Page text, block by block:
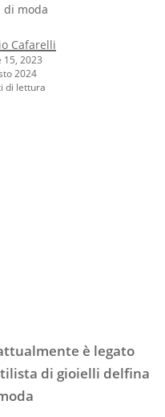
di moda
Cafarelli
15, 2023
2024
di lettura
è legato
di gioielli delfina